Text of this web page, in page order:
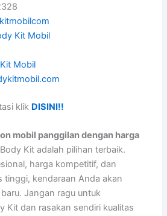
Kit Mobil
Mobil
klik DISINI!!
mobil panggilan dengan harga
Kit adalah pilihan terbaik.
harga kompetitif, dan
tinggi, kendaraan Anda akan
Jangan ragu untuk
Kit dan rasakan sendiri kualitas